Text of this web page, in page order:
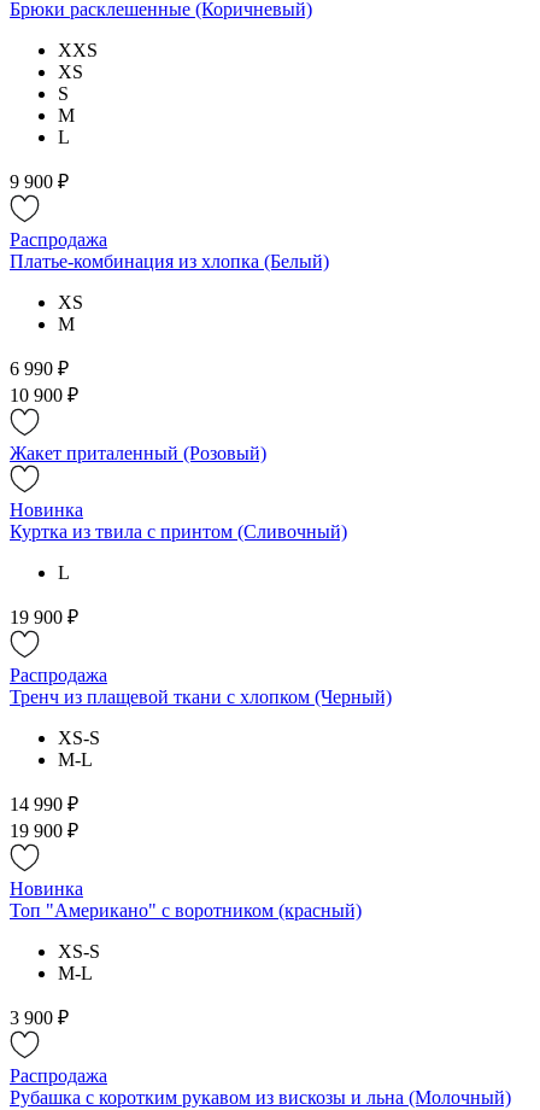
Брюки расклешенные (Коричневый)
XXS
XS
S
M
L
9 900 ₽
Распродажа
Платье-комбинация из хлопка (Белый)
XS
M
6 990 ₽
10 900 ₽
Жакет приталенный (Розовый)
Новинка
Куртка из твила с принтом (Сливочный)
L
19 900 ₽
Распродажа
Тренч из плащевой ткани с хлопком (Черный)
XS-S
M-L
14 990 ₽
19 900 ₽
Новинка
Топ "Американо" с воротником (красный)
XS-S
M-L
3 900 ₽
Распродажа
Рубашка с коротким рукавом из вискозы и льна (Молочный)